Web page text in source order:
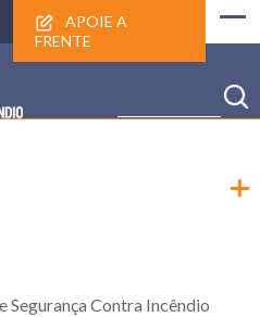
APOIE A
FRENTE
Contra Incêndio